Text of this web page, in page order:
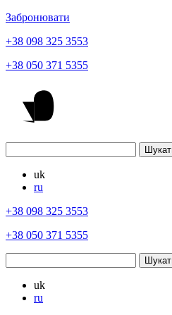
Забронювати
+38 098 325 3553
+38 050 371 5355
uk
ru
+38 098 325 3553
+38 050 371 5355
uk
ru